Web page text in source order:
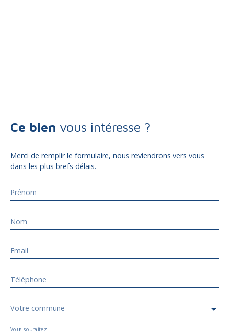
Ce bien vous intéresse ?
Merci de remplir le formulaire, nous reviendrons vers vous
dans les plus brefs délais.
Prénom
Nom
Email
Téléphone
Votre commune
Vous souhaitez